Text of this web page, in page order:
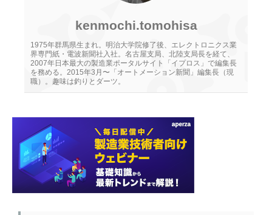
kenmochi.tomohisa
1975年群馬県生まれ。明治大学院修了後、エレクトロニクス業
界専門紙・電波新聞社入社。名古屋支局、北陸支局長を経て、
2007年日本最大の製造業ポータルサイト「イプロス」で編集長
を務める。2015年3月〜「オートメーション新聞」編集長（現
職）。趣味は釣りとダーツ。